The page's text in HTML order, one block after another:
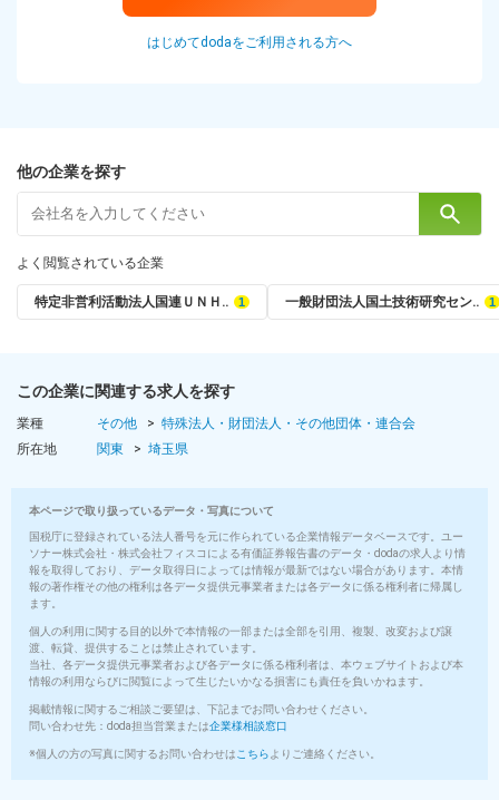
はじめてdodaをご利用される方へ
他の企業を探す
よく閲覧されている企業
特定非営利活動法人国連ＵＮＨ‥ 一般財団法人国土技術研究セン‥
この企業に関連する求人を探す
業種 その他
特殊法人・財団法人・その他団体・連合会
所在地
関東 埼玉県
本ページで取り扱っているデータ・写真について
国税庁に登録されている法人番号を元に作られている企業情報データベースです。ユー
ソナー株式会社・株式会社フィスコによる有価証券報告書のデータ・dodaの求人より情
報を取得しており、データ取得日によっては情報が最新ではない場合があります。本情
報の著作権その他の権利は各データ提供元事業者または各データに係る権利者に帰属し
ます。
個人の利用に関する目的以外で本情報の一部または全部を引用、複製、改変および譲
渡、転貸、提供することは禁止されています。
当社、各データ提供元事業者および各データに係る権利者は、本ウェブサイトおよび本
情報の利用ならびに閲覧によって生じたいかなる損害にも責任を負いかねます。
掲載情報に関するご相談ご要望は、下記までお問い合わせください。
問い合わせ先：doda担当営業または企業様相談窓口
※個人の方の写真に関するお問い合わせは こちら よりご連絡ください。